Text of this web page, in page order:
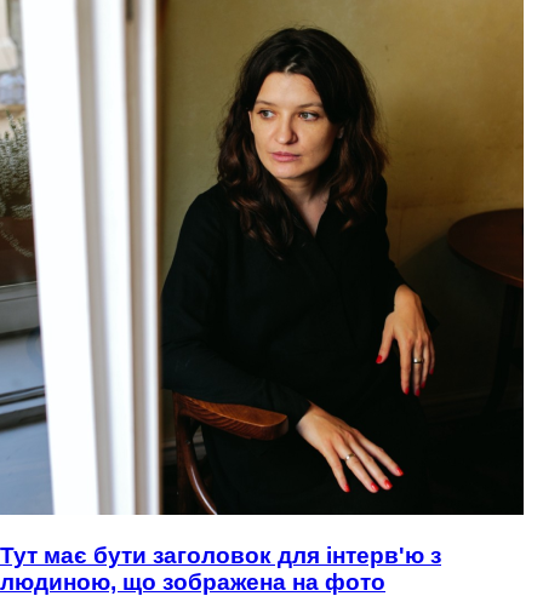
Тут має бути заголовок для інтерв'ю з
людиною, що зображена на фото